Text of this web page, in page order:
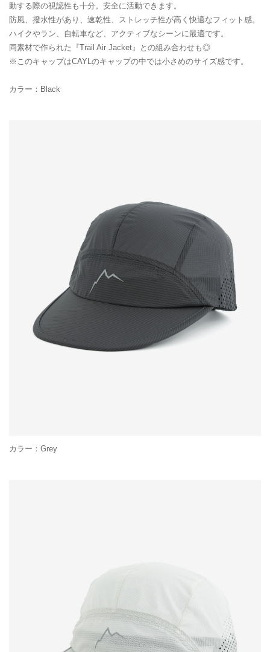
動する際の視認性も十分。安全に活動できます。
防風、撥水性があり、速乾性、ストレッチ性が高く快適なフィット感。
ハイクやラン、自転車など、アクティブなシーンに最適です。
同素材で作られた『Trail Air Jacket』との組み合わせも◎
※このキャップはCAYLのキャップの中では小さめのサイズ感です。
カラー：Black
カラー：Grey